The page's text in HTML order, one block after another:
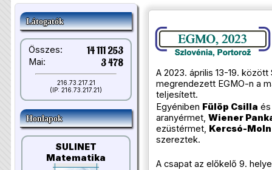
Látogatók
Összes: 14 111 253
Mai: 3 478
216.73.217.21
(IP: 216.73.217.21)
Honlapok
SULINET
Matematika
A 2023. április 13-19.
megrendezett EGMO-n a
teljesített.
Egyéniben Fülöp Csilla
aranyérmet, Wiener
ezüstérmet, Kercsó-
szereztek.
A csapat az előkelő 9.